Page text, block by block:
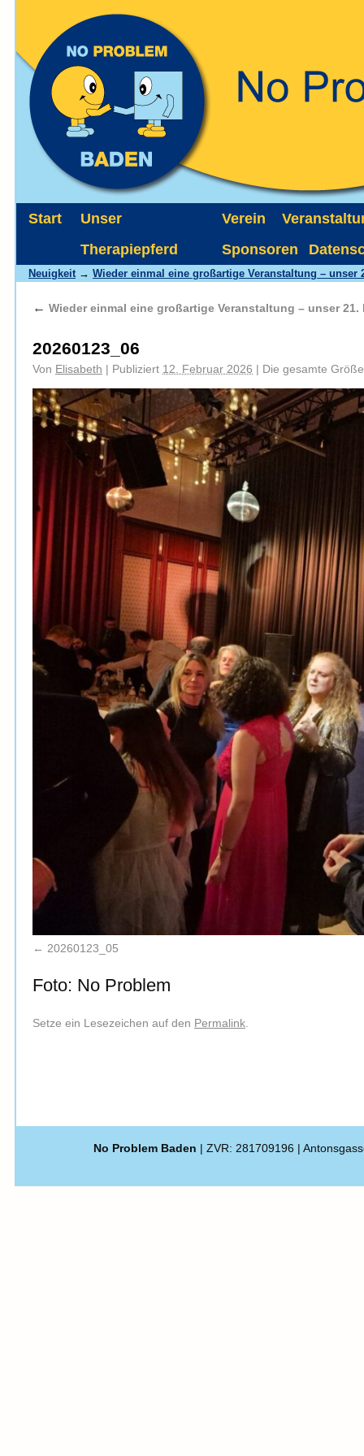
Start
Unser
Therapiepferd
Verein
Sponsoren
Neuigkeit → Wieder einmal eine großartige Veranstaltung – unser
← Wieder einmal eine großartige Veranstaltung – unser 21.
20260123_06
Von Elisabeth | Publiziert 12. Februar 2026 | Die gesamte
20260123_05
Foto: No Problem
Setze ein Lesezeichen auf den Permalink.
No Problem Baden | ZVR: 281709196 |